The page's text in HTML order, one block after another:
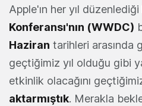
Apple'ın her yıl düzenlediği
Konferansı'nın (WWDC)
Haziran tarihleri ​​arasında
geçtiğimiz yıl olduğu gibi
etkinlik olacağını
aktarmıştık. Merakla